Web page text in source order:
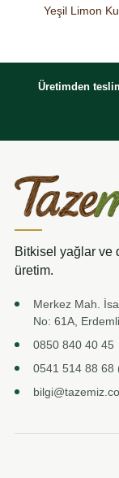
Yeşil Limon
Üretimden
Bitkisel yağlar ve
üretim.
Merkez Mah.
No: 61A,
0850 840 40 45
0541 514 88 68